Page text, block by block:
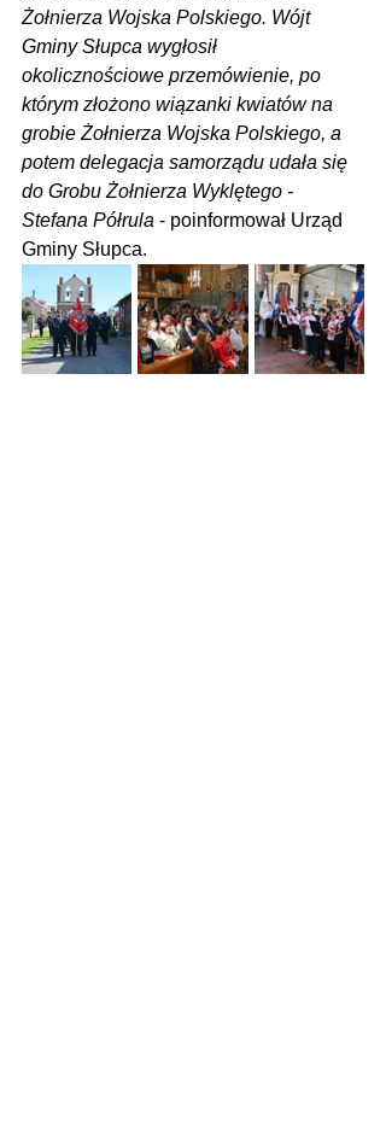
Żołnierza Wojska Polskiego. Wójt
Gminy Słupca wygłosił
okolicznościowe przemówienie, po
którym złożono wiązanki kwiatów na
grobie Żołnierza Wojska Polskiego, a
potem delegacja samorządu udała się
do Grobu Żołnierza Wyklętego -
Stefana Półrula - poinformował Urząd
Gminy Słupca.